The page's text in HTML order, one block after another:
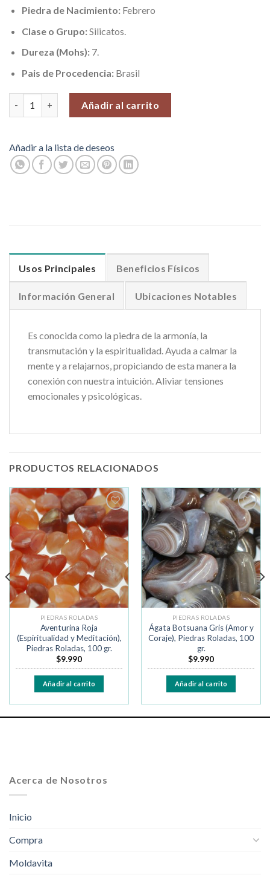
Piedra de Nacimiento: Febrero
Clase o Grupo:Silicatos.
Dureza (Mohs):7.
Pais de Procedencia:Brasil
Añadir al carrito
Añadir a la lista de deseos
Usos Principales Beneficios Físicos
Información General Ubicaciones Notables
Es conocida como la piedra de la armonía, la
transmutación y la espiritualidad. Ayuda a calmar la
mente y a relajarnos, propiciando de esta manera la
conexión con nuestra intuición. Aliviar tensiones
emocionales y psicológicas.
PRODUCTOS RELACIONADOS
Añadir
a la
lista de
deseos
PIEDRAS ROLADAS
Aventurina Roja
(Espiritualidad y Meditación),
Piedras Roladas, 100 gr.
$9.990
Añadir al carrito
Añadir
a la
lista de
deseos
PIEDRAS ROLADAS
Ágata Botsuana Gris (Amor y
Coraje), Piedras Roladas, 100
gr.
$9.990
Añadir al carrito
Acerca de Nosotros
Inicio
Compra
Moldavita